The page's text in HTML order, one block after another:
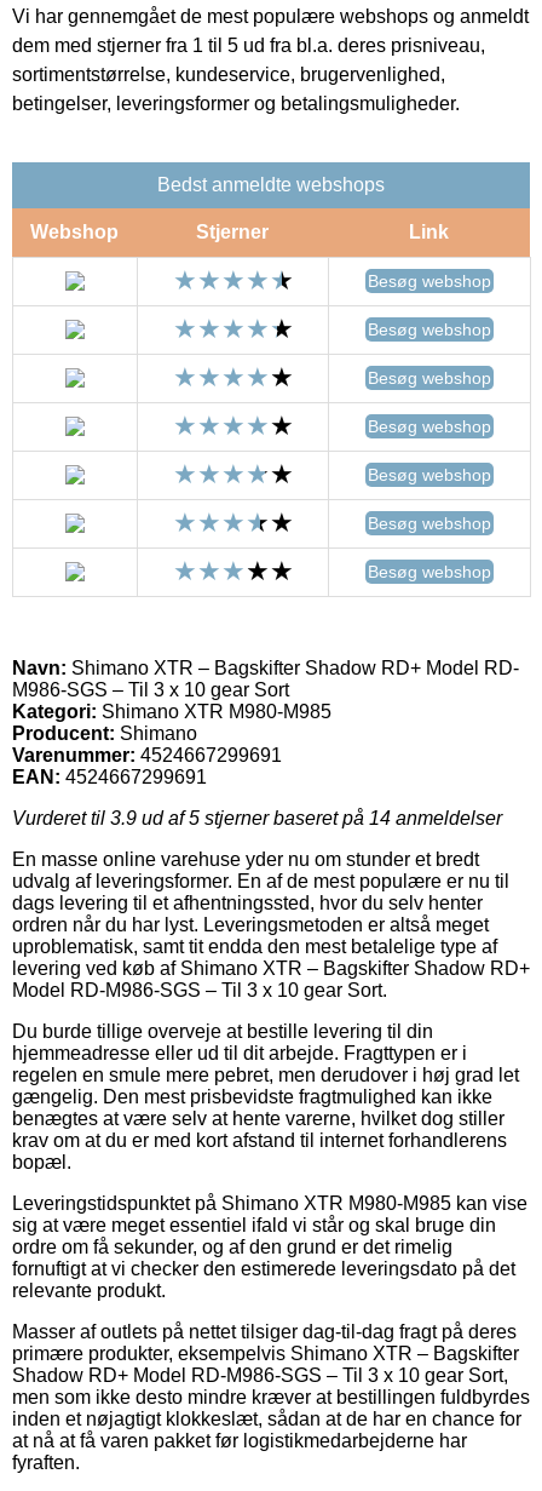
Vi har gennemgået de mest populære webshops og anmeldt
dem med stjerner fra 1 til 5 ud fra bl.a. deres prisniveau,
sortimentstørrelse, kundeservice, brugervenlighed,
betingelser, leveringsformer og betalingsmuligheder.
Bedst anmeldte webshops
Webshop Stjerner Link
Besøg webshop
Besøg webshop
Besøg webshop
Besøg webshop
Besøg webshop
Besøg webshop
Besøg webshop
Navn: Shimano XTR – Bagskifter Shadow RD+ Model RD-
M986-SGS – Til 3 x 10 gear Sort
Kategori: Shimano XTR M980-M985
Producent: Shimano
Varenummer: 4524667299691
EAN: 4524667299691
Vurderet til 3.9 ud af 5 stjerner baseret på 14 anmeldelser
En masse online varehuse yder nu om stunder et bredt
udvalg af leveringsformer. En af de mest populære er nu til
dags levering til et afhentningssted, hvor du selv henter
ordren når du har lyst. Leveringsmetoden er altså meget
uproblematisk, samt tit endda den mest betalelige type af
levering ved køb af Shimano XTR – Bagskifter Shadow RD+
Model RD-M986-SGS – Til 3 x 10 gear Sort.
Du burde tillige overveje at bestille levering til din
hjemmeadresse eller ud til dit arbejde. Fragttypen er i
regelen en smule mere pebret, men derudover i høj grad let
gængelig. Den mest prisbevidste fragtmulighed kan ikke
benægtes at være selv at hente varerne, hvilket dog stiller
krav om at du er med kort afstand til internet forhandlerens
bopæl.
Leveringstidspunktet på Shimano XTR M980-M985 kan vise
sig at være meget essentiel ifald vi står og skal bruge din
ordre om få sekunder, og af den grund er det rimelig
fornuftigt at vi checker den estimerede leveringsdato på det
relevante produkt.
Masser af outlets på nettet tilsiger dag-til-dag fragt på deres
primære produkter, eksempelvis Shimano XTR – Bagskifter
Shadow RD+ Model RD-M986-SGS – Til 3 x 10 gear Sort,
men som ikke desto mindre kræver at bestillingen fuldbyrdes
inden et nøjagtigt klokkeslæt, sådan at de har en chance for
at nå at få varen pakket før logistikmedarbejderne har
fyraften.